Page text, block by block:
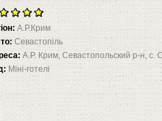
А.Р.Крим
Севастопіль
А.Р. Крим, Севастопольский р-н, с.
Міні-готелі